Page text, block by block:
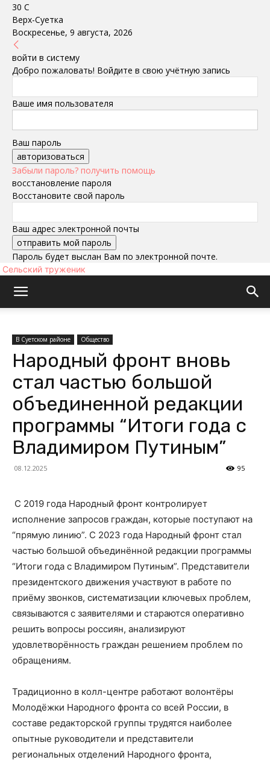
30 C
Верх-Суетка
Воскресенье, 9 августа, 2026
войти в систему
Добро пожаловать! Войдите в свою учётную запись
Ваше имя пользователя
Ваш пароль
Забыли пароль? получить помощь
восстановление пароля
Восстановите свой пароль
Ваш адрес электронной почты
Пароль будет выслан Вам по электронной почте.
Сельский труженик
В Суетском районе Общество
Народный фронт вновь
стал частью большой
объединенной редакции
программы “Итоги года с
Владимиром Путиным”
08.12.2025 95
С 2019 года Народный фронт контролирует
исполнение запросов граждан, которые поступают на
“прямую линию”. С 2023 года Народный фронт стал
частью большой объединённой редакции программы
“Итоги года с Владимиром Путиным”. Представители
президентского движения участвуют в работе по
приёму звонков, систематизации ключевых проблем,
связываются с заявителями и стараются оперативно
решить вопросы россиян, анализируют
удовлетворённость граждан решением проблем по
обращениям.
Традиционно в колл-центре работают волонтёры
Молодёжки Народного фронта со всей России, в
составе редакторской группы трудятся наиболее
опытные руководители и представители
региональных отделений Народного фронта,